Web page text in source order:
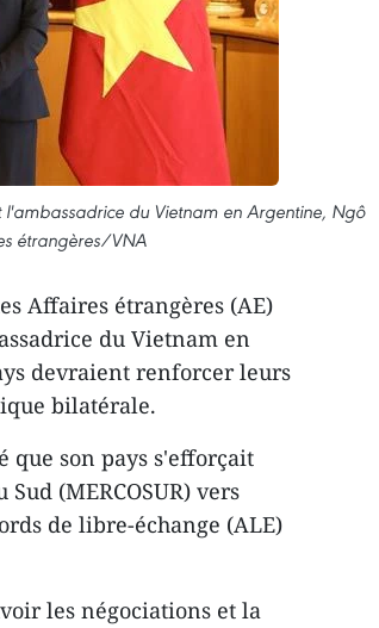
du Vietnam en Argentine, Ngô
étrangères/VNA
Affaires étrangères (AE)
du Vietnam en
devraient renforcer leurs
bilatérale.
que son pays s'efforçait
(MERCOSUR) vers
de libre-échange (ALE)
les négociations et la